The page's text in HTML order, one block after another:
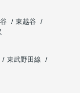
東越谷
東武野田線